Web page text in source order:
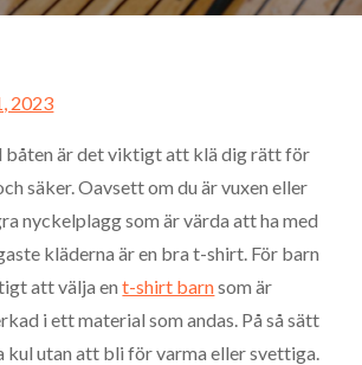
2023
båten är det viktigt att klä dig rätt för
säker. Oavsett om du är vuxen eller
nyckelplagg som är värda att ha med
kläderna är en bra t-shirt. För barn
att välja ent-shirt barnsom är
i ett material som andas. På så sätt
kul utan att bli för varma eller svettiga.